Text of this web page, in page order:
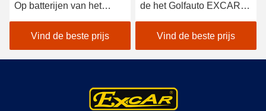
Op batterijen van het
Zetelsgolf/Elektrisch
Autogolf Met fouten
Vind de beste prijs
de het Golfauto EXCAR
A1S6+2 van het
lithiumvoertuig het
Elektrische
Vind de beste prijs